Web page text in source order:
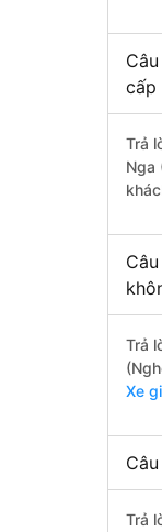
cấp
Trả
Nga
Trả
Xe
Trả